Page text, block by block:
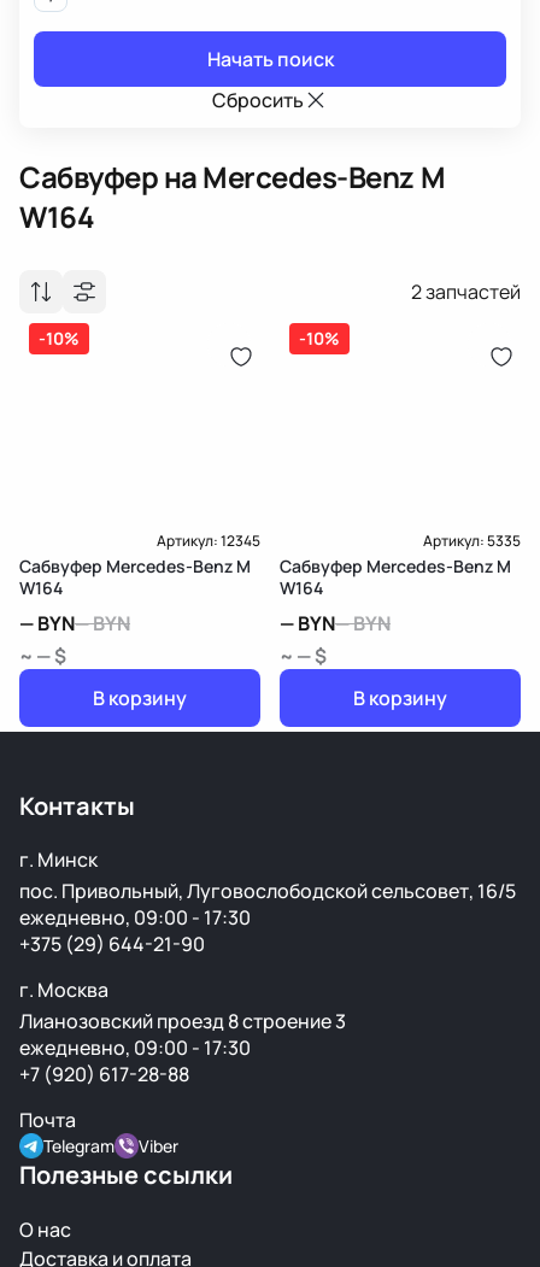
Начать поиск
Сбросить
Сабвуферна Mercedes-Benz M
W164
2запчастей
-10%
Артикул:12345
Сабвуфер Mercedes-Benz M
W164
—BYN—BYN
~ — $
В корзину
-10%
Артикул:5335
Сабвуфер Mercedes-Benz M
W164
—BYN—BYN
~ — $
В корзину
Контакты
г. Минск
пос. Привольный, Луговослободской сельсовет, 16/5
ежедневно, 09:00 - 17:30
+375 (29) 644-21-90
г. Москва
Лианозовский проезд 8 строение 3
ежедневно, 09:00 - 17:30
+7 (920) 617-28-88
Почта
Telegram Viber
Полезные ссылки
О нас
Доставка и оплата